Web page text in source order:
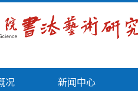
况 新闻中心